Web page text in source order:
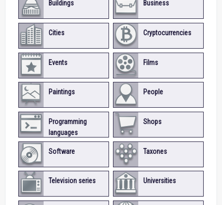
Buildings Business
Cities Cryptocurrencies
Events Films
Paintings People
Programming
languages
Shops
Software Taxones
Television series Universities